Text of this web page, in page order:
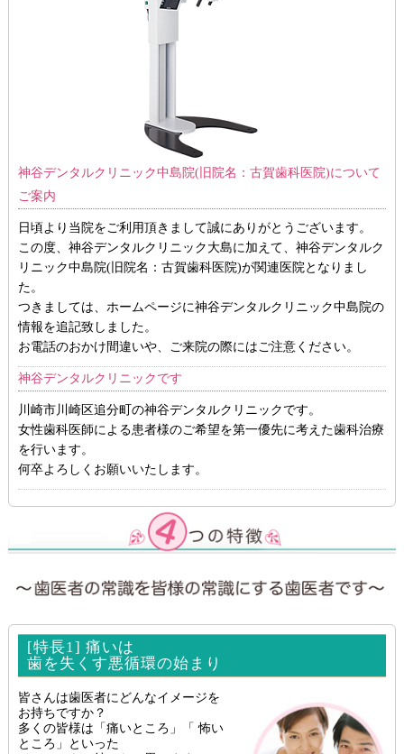
神谷デンタルクリニック中島院(旧院名：古賀歯科医院)について
ご案内
日頃より当院をご利用頂きまして誠にありがとうございます。
この度、神谷デンタルクリニック大島に加えて、神谷デンタルク
リニック中島院(旧院名：古賀歯科医院)が関連医院となりまし
た。
つきましては、ホームページに神谷デンタルクリニック中島院の
情報を追記致しました。
お電話のおかけ間違いや、ご来院の際にはご注意ください。
神谷デンタルクリニックです
川崎市川崎区追分町の神谷デンタルクリニックです。
女性歯科医師による患者様のご希望を第一優先に考えた歯科治療
を行います。
何卒よろしくお願いいたします。
[特長1] 痛いは
歯を失くす悪循環の始まり
皆さんは歯医者にどんなイメージを
お持ちですか？
多くの皆様は「痛いところ」「 怖い
ところ」といった